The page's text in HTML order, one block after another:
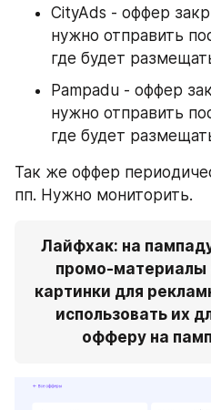
CityAds - оффер
нужно отправить
где будет
Pampadu - оффер
нужно отправить
где будет
Так же оффер
пп. Нужно мониторить.
Лайфхак: на
промо-материалы
картинки для
использовать их
офферу на